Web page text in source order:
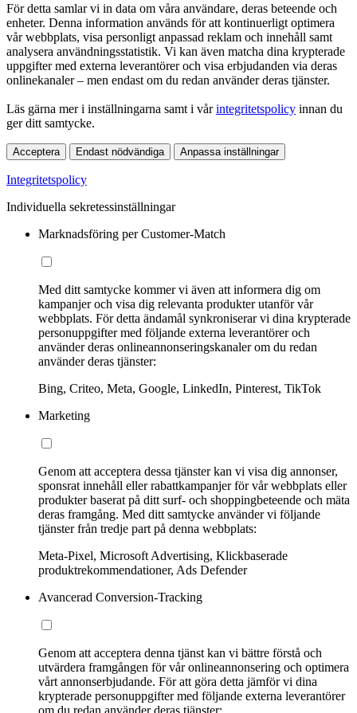
För detta samlar vi in data om våra användare, deras beteende och
enheter. Denna information används för att kontinuerligt optimera
vår webbplats, visa personligt anpassad reklam och innehåll samt
analysera användningsstatistik. Vi kan även matcha dina krypterade
uppgifter med externa leverantörer och visa erbjudanden via deras
onlinekanaler – men endast om du redan använder deras tjänster.
Läs gärna mer i inställningarna samt i vårintegritetspolicy innan du
ger ditt samtycke.
Acceptera Endast nödvändiga Anpassa inställningar
Integritetspolicy
Individuella sekretessinställningar
Marknadsföring per Customer-Match
Med ditt samtycke kommer vi även att informera dig om
kampanjer och visa dig relevanta produkter utanför vår
webbplats. För detta ändamål synkroniserar vi dina krypterade
personuppgifter med följande externa leverantörer och
använder deras onlineannonseringskanaler om du redan
använder deras tjänster:
Bing, Criteo, Meta, Google, LinkedIn, Pinterest, TikTok
Marketing
Genom att acceptera dessa tjänster kan vi visa dig annonser,
sponsrat innehåll eller rabattkampanjer för vår webbplats eller
produkter baserat på ditt surf- och shoppingbeteende och mäta
deras framgång. Med ditt samtycke använder vi följande
tjänster från tredje part på denna webbplats:
Meta-Pixel, Microsoft Advertising, Klickbaserade
produktrekommendationer, Ads Defender
Avancerad Conversion-Tracking
Genom att acceptera denna tjänst kan vi bättre förstå och
utvärdera framgången för vår onlineannonsering och optimera
vårt annonserbjudande. För att göra detta jämför vi dina
krypterade personuppgifter med följande externa leverantörer
om du redan använder deras tjänster: